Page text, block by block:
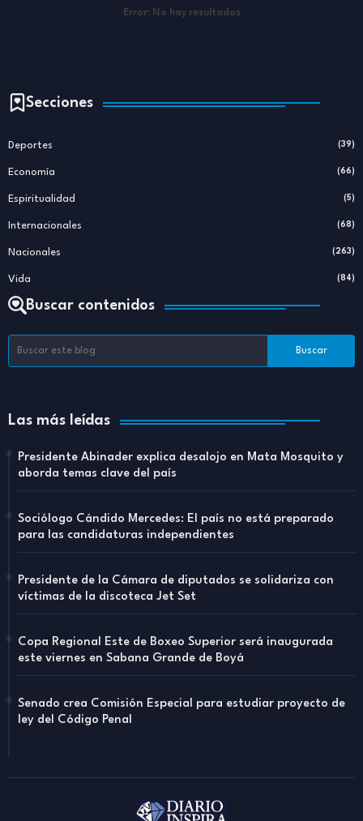
Error: No hay resultados
Secciones
Deportes (39)
Economía (66)
Espiritualidad (5)
Internacionales (68)
Nacionales (263)
Vida (84)
Buscar contenidos
Las más leídas
Presidente Abinader explica desalojo en Mata Mosquito y
aborda temas clave del país
Sociólogo Cándido Mercedes: El país no está preparado
para las candidaturas independientes
Presidente de la Cámara de diputados se solidariza con
víctimas de la discoteca Jet Set
Copa Regional Este de Boxeo Superior será inaugurada
este viernes en Sabana Grande de Boyá
Senado crea Comisión Especial para estudiar proyecto de
ley del Código Penal